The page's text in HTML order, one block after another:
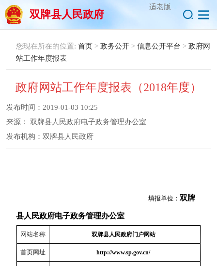
适老版
双牌县人民政府
您现在所在的位置: 首页 > 政务公开 > 信息公开平台 > 政府网
站工作年度报表
政府网站工作年度报表（2018年度）
发布时间： 2019-01-03 10:25
来源： 双牌县人民政府电子政务管理办公室
发布机构： 双牌县人民政府
填报单位： 双牌
县人民政府电子政务管理办公室
网站名称 双牌县人民政府门户网站
首页网址 http://www.sp.gov.cn/